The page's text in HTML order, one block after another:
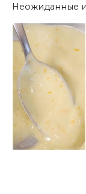
Неожиданные